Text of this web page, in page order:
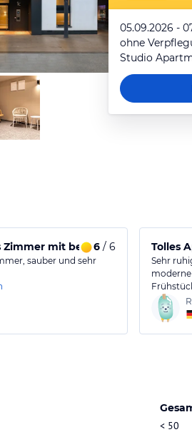
05.09.2026 -
ohne
Studio
Zimmer mit bequemen Betten
6/ 6
sauber und sehr
Tolles
Sehr
< 50